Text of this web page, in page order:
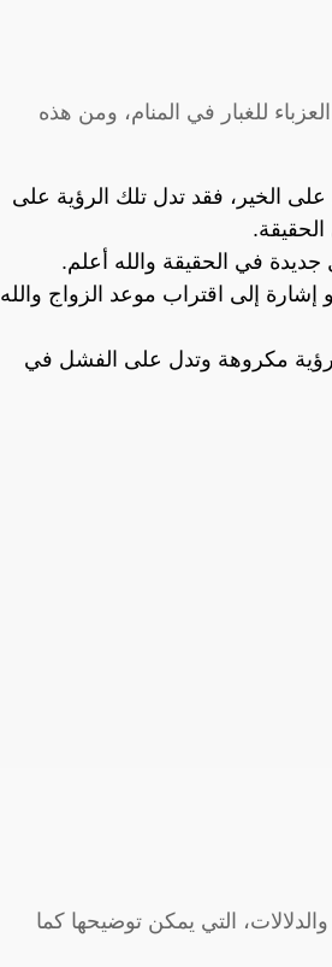
للغبار في المنام، ومن هذه
الخير، فقد تدل تلك الرؤية على
في الحقيقة والله أعلم.
إشارة إلى اقتراب موعد الزواج والله
مكروهة وتدل على الفشل في
التي يمكن توضيحها كما